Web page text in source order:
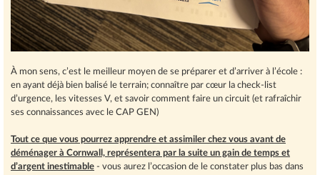
À mon sens, c’est le meilleur moyen de se préparer et d’arriver à l’école :
en ayant déjà bien balisé le terrain; connaître par cœur la check-list
d’urgence, les vitesses V, et savoir comment faire un circuit (et rafraîchir
ses connaissances avec le CAP GEN)
Tout ce que vous pourrez apprendre et assimiler chez vous avant de
déménager à Cornwall, représentera par la suite un gain de temps et
d’argent inestimable - vous aurez l’occasion de le constater plus bas dans